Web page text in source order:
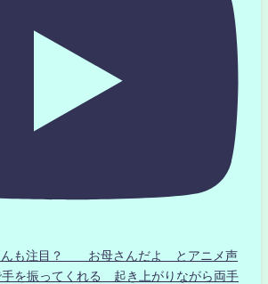
んも注目？ お母さんだよ とアニメ声
手を振ってくれる 起き上がりながら両手